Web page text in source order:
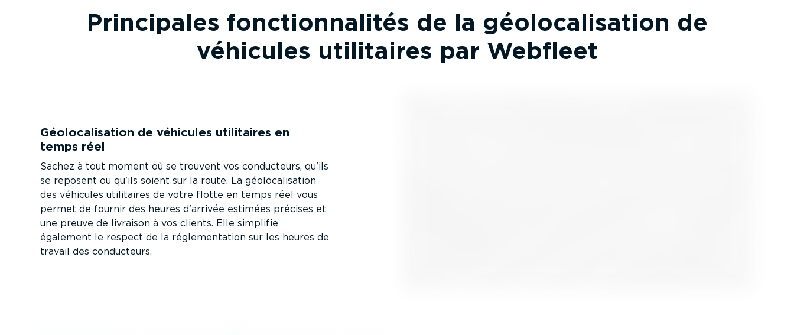
Principales fonction­na­lités de la géolo­ca­li­sation de
véhicules utilitaires par Webfleet
Géolo­ca­li­sation de véhicules utilitaires en
temps réel
Sachez à tout moment où se trouvent vos conducteurs, qu'ils
se reposent ou qu'ils soient sur la route. La géolo­ca­li­sation
des véhicules utilitaires de votre flotte en temps réel vous
permet de fournir des heures d'arrivée estimées précises et
une preuve de livraison à vos clients. Elle simplifie
également le respect de la régle­men­tation sur les heures de
travail des conducteurs.